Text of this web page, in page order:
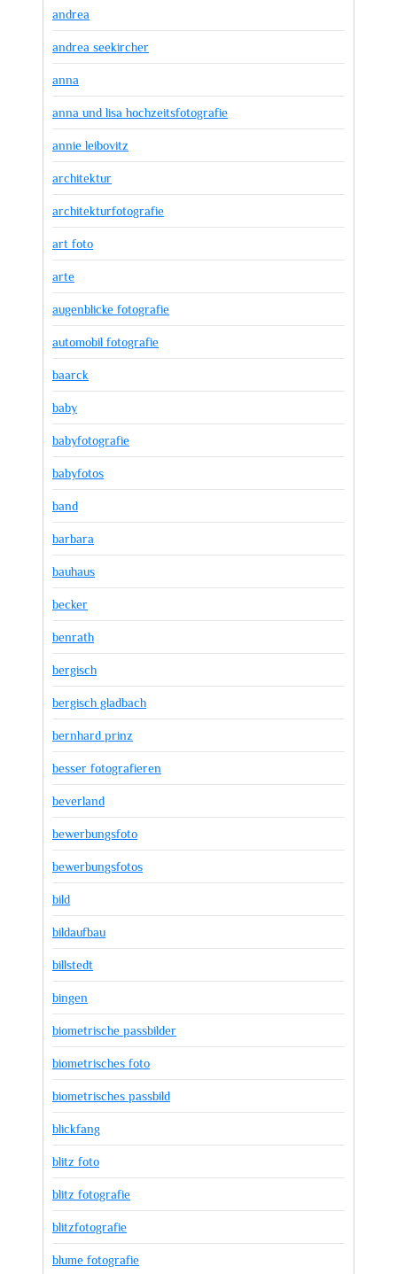
andrea
andrea seekircher
anna
anna und lisa hochzeitsfotografie
annie leibovitz
architektur
architekturfotografie
art foto
arte
augenblicke fotografie
automobil fotografie
baarck
baby
babyfotografie
babyfotos
band
barbara
bauhaus
becker
benrath
bergisch
bergisch gladbach
bernhard prinz
besser fotografieren
beverland
bewerbungsfoto
bewerbungsfotos
bild
bildaufbau
billstedt
bingen
biometrische passbilder
biometrisches foto
biometrisches passbild
blickfang
blitz foto
blitz fotografie
blitzfotografie
blume fotografie